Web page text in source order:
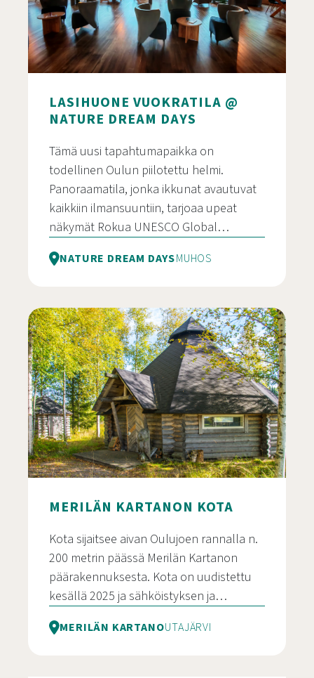
LASIHUONE VUOKRATILA @
NATURE DREAM DAYS
Tämä uusi tapahtumapaikka on
todellinen Oulun piilotettu helmi.
Panoraamatila, jonka ikkunat avautuvat
kaikkiin ilmansuuntiin, tarjoaa upeat
näkymät Rokua UNESCO Global…
NATURE DREAM DAYSMUHOS
MERILÄN KARTANON KOTA
Kota sijaitsee aivan Oulujoen rannalla n.
200 metrin päässä Merilän Kartanon
päärakennuksesta. Kota on uudistettu
kesällä 2025 ja sähköistyksen ja…
MERILÄN KARTANOUTAJÄRVI